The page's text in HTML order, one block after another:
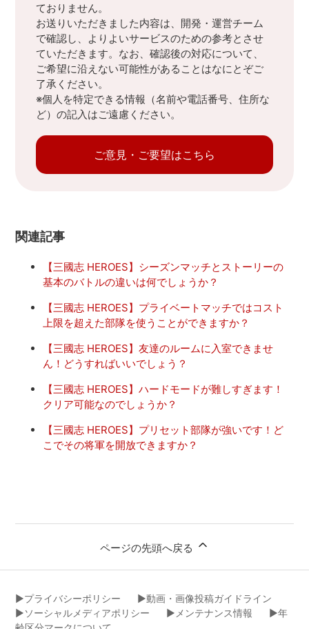
ておりません。
お送りいただきました内容は、開発・運営チーム
で確認し、よりよいサービスのための参考とさせ
ていただきます。なお、確認後の対応について、
ご希望に沿えない可能性があることはなにとぞご
了承ください。
※個人を特定できる情報（名前や電話番号、住所な
ど）の記入はご遠慮ください。
ご意見・ご要望はこちら
関連記事
【三國志 HEROES】シーズンマッチとストーリーの
基本のバトルの違いは何でしょうか？
【三國志 HEROES】プライベートマッチではコスト
上限を超えた部隊を使うことができますか？
【三國志 HEROES】友達のルームに入室できませ
ん！どうすればいいでしょう？
【三國志 HEROES】ハードモードが難しすぎます！
クリア可能なのでしょうか？
【三國志 HEROES】プリセット部隊が強いです！ど
こでその将軍を開放できますか？
ページの先頭へ戻る
▶︎プライバシーポリシー
▶︎動画・画像投稿ガイドライン
▶︎ソーシャルメディアポリシー
▶︎メンテナンス情報
▶︎年